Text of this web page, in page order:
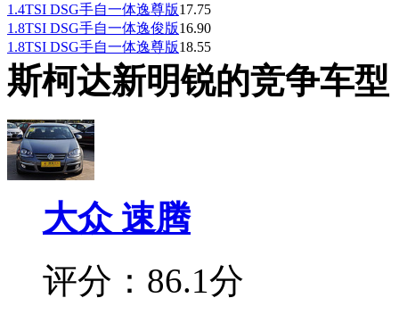
1.4TSI DSG手自一体逸尊版17.75
1.8TSI DSG手自一体逸俊版16.90
1.8TSI DSG手自一体逸尊版18.55
斯柯达新明锐的竞争车型
大众 速腾
评分：86.1分